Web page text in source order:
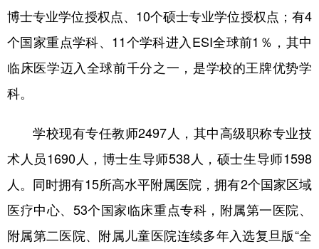
博士专业学位授权点、10个硕士专业学位授权点；有4
个国家重点学科、11个学科进入ESI全球前1％，其中
临床医学迈入全球前千分之一，是学校的王牌优势学
科。
学校现有专任教师2497人，其中高级职称专业技
术人员1690人，博士生导师538人，硕士生导师1598
人。同时拥有15所高水平附属医院，拥有2个国家区域
医疗中心、53个国家临床重点专科，附属第一医院、
附属第二医院、附属儿童医院连续多年入选复旦版“全